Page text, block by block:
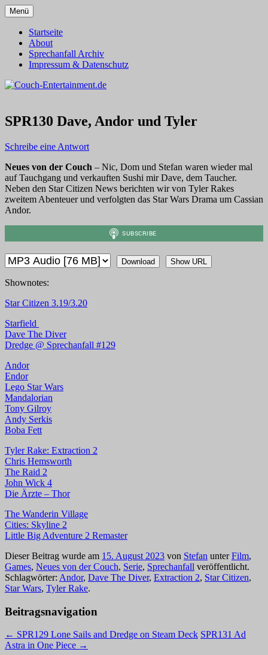
Zum
Inhalt
springen
Couch-Entertainment.de
Menü
Startseite
About
Sprechanfall Archiv
Impressum & Datenschutz
SPR130 Dave, Andor und Tyler
Schreibe eine Antwort
Neues von der Couch – Nic, Dom und Stefan waren wieder mal
auf Tauchgang und verkauften Sushi mir Dave, dem Taucher.
Neben den Star Citizen News berichten wir von Tyler Rakes
zweitem Abenteuer und verfolgten das Star Wars Drama um Cassian
Andor.
Download Show URL
Shownotes:
Star Citizen 3.19/3.20
Starfield
Dave The Diver
Dredge @ Sprechanfall #129
Andor
Endor
Lego Star Wars
Mandalorian
Tony Gilroy
Andy Serkis
Boba Fett
Tyler Rake: Extraction 2
Chris Hemsworth
The Raid 2
John Wick 4
Die Ärzte – Thor
The Wanderin Village
Cities: Skyline 2
Little Big Adventure 2 Remaster
Dieser Beitrag wurde am 15. August 2023 von Stefan unterFilm,
Games, Neues von der Couch, Serie, Sprechanfall veröffentlicht.
Schlagwörter: Andor, Dave The Diver, Extraction 2, Star Citizen,
Star Wars, Tyler Rake.
Beitragsnavigation
← SPR129 Lone Sails and Dredge on Steam Deck SPR131 Ad
Astra in One Piece →